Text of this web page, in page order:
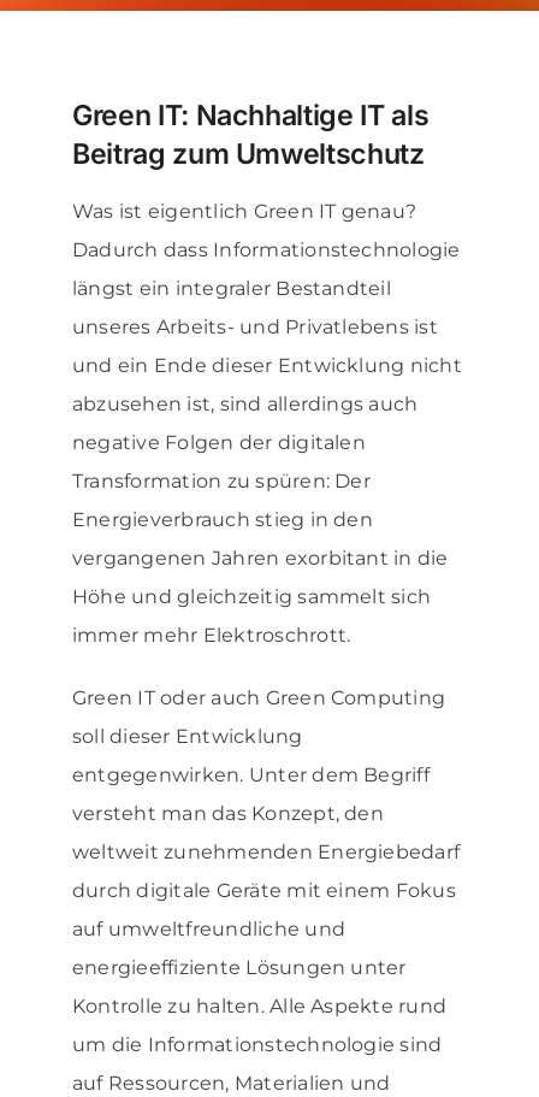
News & Blog
Kontakt
Green IT: Nachhaltige IT als
Beitrag zum Umweltschutz
Was ist eigentlich Green IT genau?
Dadurch dass Informationstechnologie
längst ein integraler Bestandteil
unseres Arbeits- und Privatlebens ist
und ein Ende dieser Entwicklung nicht
abzusehen ist, sind allerdings auch
negative Folgen der digitalen
Transformation zu spüren: Der
Energieverbrauch stieg in den
vergangenen Jahren exorbitant in die
Höhe und gleichzeitig sammelt sich
immer mehr Elektroschrott.
Green IT oder auch Green Computing
soll dieser Entwicklung
entgegenwirken. Unter dem Begriff
versteht man das Konzept, den
weltweit zunehmenden Energiebedarf
durch digitale Geräte mit einem Fokus
auf umweltfreundliche und
energieeffiziente Lösungen unter
Kontrolle zu halten. Alle Aspekte rund
um die Informationstechnologie sind
auf Ressourcen, Materialien und